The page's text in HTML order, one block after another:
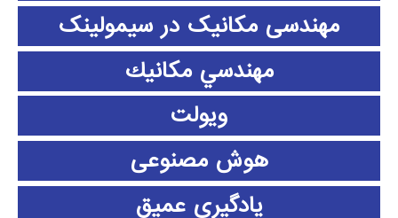
مهندسی مکانیک در سیمولینک
مهندسي مكانيك
ویولت
هوش مصنوعی
یادگیری عمیق